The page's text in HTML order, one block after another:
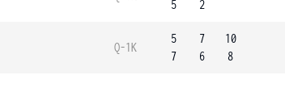
5
2
Q-1K
5
7
7
6
10
8